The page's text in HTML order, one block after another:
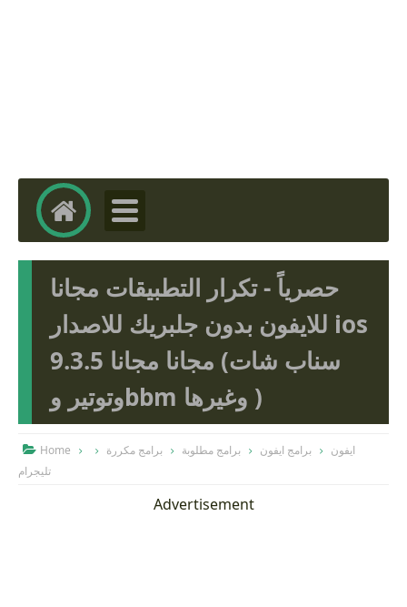
حصرياً - تكرار التطبيقات مجانا
للايفون بدون جلبريك للاصدار ios
9.3.5 مجانا مجانا (سناب شات
وتوتير وbbm وغيرها )
 Home ايفون برامج ايفون برامج مطلوبة
برامج مكررة
تليجرام
Advertisement